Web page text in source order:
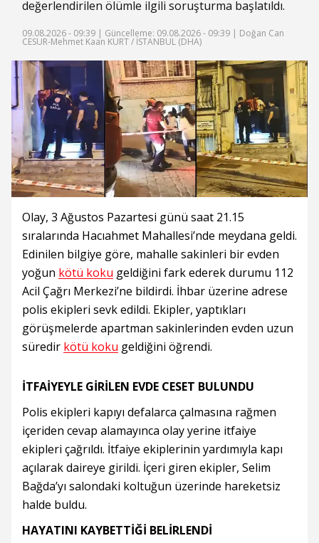
değerlendirilen ölümle ilgili soruşturma başlatıldı.
09.08.2026 - 09:39 | Güncelleme: 09.08.2026 - 09:39 | Doğan Can
CESUR-Mehmet Kaan KURT / İSTANBUL (DHA)
Olay, 3 Ağustos Pazartesi günü saat 21.15
sıralarında Hacıahmet Mahallesi’nde meydana geldi.
Edinilen bilgiye göre, mahalle sakinleri bir evden
yoğun kötü koku geldiğini fark ederek durumu 112
Acil Çağrı Merkezi’ne bildirdi. İhbar üzerine adrese
polis ekipleri sevk edildi. Ekipler, yaptıkları
görüşmelerde apartman sakinlerinden evden uzun
süredir kötü koku geldiğini öğrendi.
İTFAİYEYLE GİRİLEN EVDE CESET BULUNDU
Polis ekipleri kapıyı defalarca çalmasına rağmen
içeriden cevap alamayınca olay yerine itfaiye
ekipleri çağrıldı. İtfaiye ekiplerinin yardımıyla kapı
açılarak daireye girildi. İçeri giren ekipler, Selim
Bağda’yı salondaki koltuğun üzerinde hareketsiz
halde buldu.
HAYATINI KAYBETTİĞİ BELİRLENDİ